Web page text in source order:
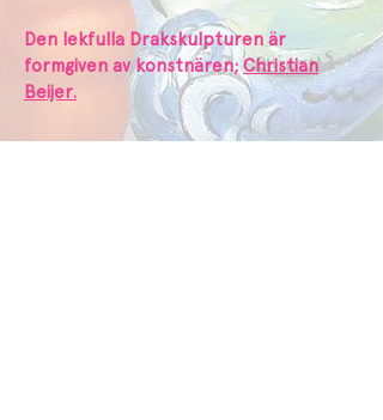
Den lekfulla Drakskulpturen är
formgiven av konstnären;Christian
Beijer.